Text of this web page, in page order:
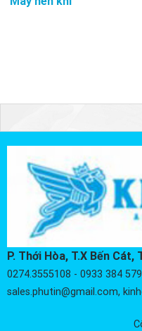
P. Thới Hòa, T.X Bến Cát,
0274.3555108 - 0933 384 579
sales.phutin@gmail.com,